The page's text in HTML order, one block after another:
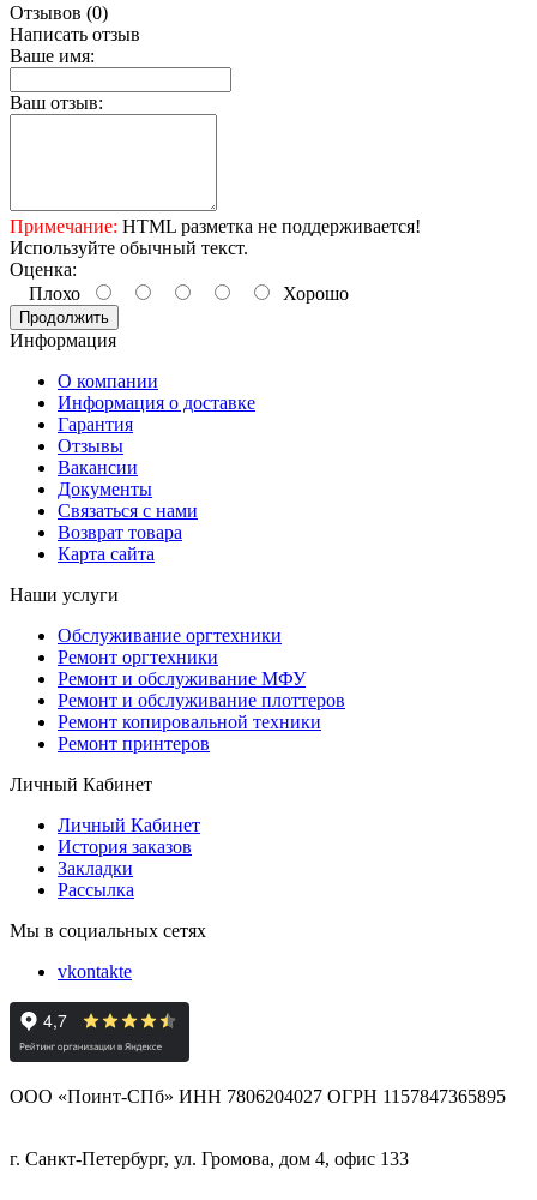
Отзывов (0)
Написать отзыв
Ваше имя:
Ваш отзыв:
Примечание: HTML разметка не поддерживается!
Используйте обычный текст.
Оценка:
Плохо
Хорошо
Продолжить
Информация
О компании
Информация о доставке
Гарантия
Отзывы
Вакансии
Документы
Связаться с нами
Возврат товара
Карта сайта
Наши услуги
Обслуживание оргтехники
Ремонт оргтехники
Ремонт и обслуживание МФУ
Ремонт и обслуживание плоттеров
Ремонт копировальной техники
Ремонт принтеров
Личный Кабинет
Личный Кабинет
История заказов
Закладки
Рассылка
Мы в социальных сетях
vkontakte
ООО «Поинт-СПб» ИНН 7806204027 ОГРН 1157847365895
г. Санкт-Петербург, ул. Громова, дом 4, офис 133